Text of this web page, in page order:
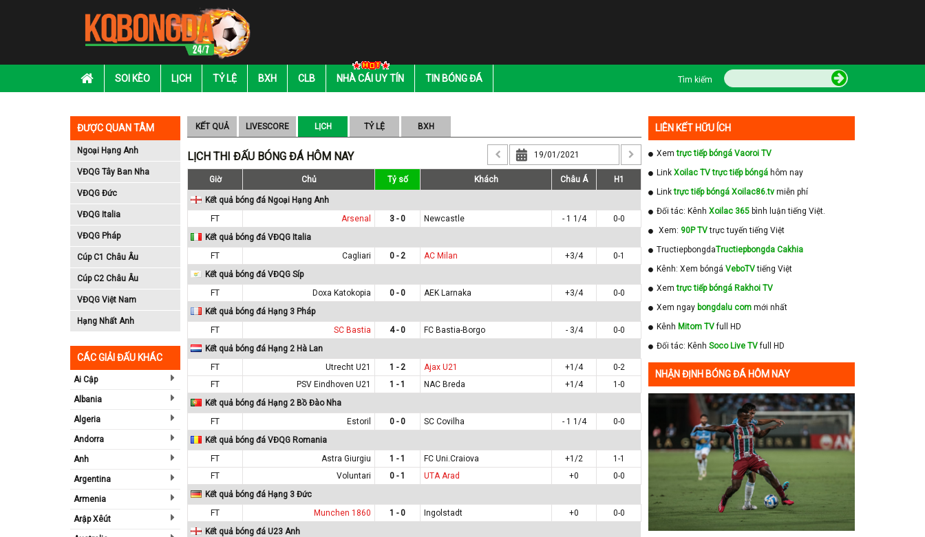
SOI KÈO LỊCH TỶ LỆ BXH CLB NHÀ CÁI UY TÍN TIN BÓNG ĐÁ Tìm kiếm
ĐƯỢC QUAN TÂM
Ngoại Hạng Anh
VĐQG Tây Ban Nha
VĐQG Đức
VĐQG Italia
VĐQG Pháp
Cúp C1 Châu Âu
Cúp C2 Châu Âu
VĐQG Việt Nam
Hạng Nhất Anh
CÁC GIẢI ĐẤU KHÁC
Ai Cập
Albania
Algeria
Andorra
Anh
Argentina
Armenia
Arập Xêút
KẾT QUẢ LIVESCORE LỊCH TỶ LỆ BXH
LỊCH THI ĐẤU BÓNG ĐÁ HÔM NAY
Giờ Chủ Tỷ số Khách Châu Á H1
Kết quả bóng đá Ngoại Hạng Anh
FT
Arsenal 3 - 0 Newcastle - 1 1/4
0-0
Kết quả bóng đá VĐQG Italia
FT
Cagliari 0 - 2 AC Milan +3/4
0-1
Kết quả bóng đá VĐQG Síp
FT
Doxa Katokopia 0 - 0 AEK Larnaka +3/4
0-0
Kết quả bóng đá Hạng 3 Pháp
FT
SC Bastia 4 - 0 FC Bastia-Borgo - 3/4
0-0
Kết quả bóng đá Hạng 2 Hà Lan
FT
Utrecht U21 1 - 2 Ajax U21 +1/4
0-2
FT
PSV Eindhoven U21 1 - 1 NAC Breda +1/4
1-0
Kết quả bóng đá Hạng 2 Bồ Đào Nha
FT
Estoril 0 - 0 SC Covilha - 1 1/4
0-0
Kết quả bóng đá VĐQG Romania
FT
Astra Giurgiu 1 - 1 FC Uni.Craiova +1/2
1-1
FT
Voluntari 0 - 1 UTA Arad +0
0-0
Kết quả bóng đá Hạng 3 Đức
FT
Munchen 1860 1 - 0 Ingolstadt +0
0-0
Kết quả bóng đá U23 Anh
LIÊN KẾT HỮU ÍCH
Xemtrực tiếp bóngá Vaoroi TV
Link Xoilac TV trực tiếp bóngá hôm nay
Linktrực tiếp bóngá Xoilac86.tv miễn phí
Đối tác: Kênh Xoilac 365 bình luận tiếng Việt.
Xem: 90P TVtrực tuyến tiếng Việt
TructiepbongdaTructiepbongda Cakhia
Kênh: Xem bóngá VeboTVtiếng Việt
Xemtrực tiếp bóngá Rakhoi TV
Xem ngay bongdalu com mới nhất
Kênh Mitom TVfull HD
Đối tác: Kênh Soco Live TVfull HD
NHẬN ĐỊNH BÓNG ĐÁ HÔM NAY